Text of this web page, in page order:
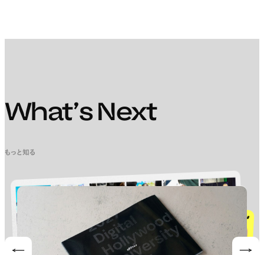
What’s Next
もっと知る